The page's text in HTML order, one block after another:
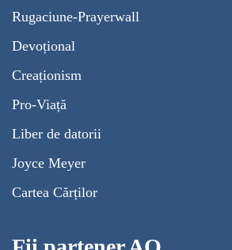
Rugaciune-Prayerwall
Devoțional
Creaționism
Pro-Viață
Liber de datorii
Joyce Meyer
Cartea Cărților